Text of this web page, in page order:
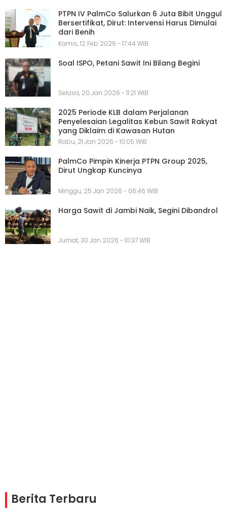
PTPN IV PalmCo Salurkan 6 Juta Bibit Unggul
Bersertifikat, Dirut: Intervensi Harus Dimulai
dari Benih
Kamis, 12 Feb 2026 - 17:44 WIB
Soal ISPO, Petani Sawit Ini Bilang Begini
Selasa, 20 Jan 2026 - 11:21 WIB
2025 Periode KLB dalam Perjalanan
Penyelesaian Legalitas Kebun Sawit Rakyat
yang Diklaim di Kawasan Hutan
Rabu, 21 Jan 2026 - 10:05 WIB
PalmCo Pimpin Kinerja PTPN Group 2025,
Dirut Ungkap Kuncinya
Minggu, 25 Jan 2026 - 06:46 WIB
Harga Sawit di Jambi Naik, Segini Dibandrol
Jumat, 30 Jan 2026 - 10:37 WIB
Berita Terbaru